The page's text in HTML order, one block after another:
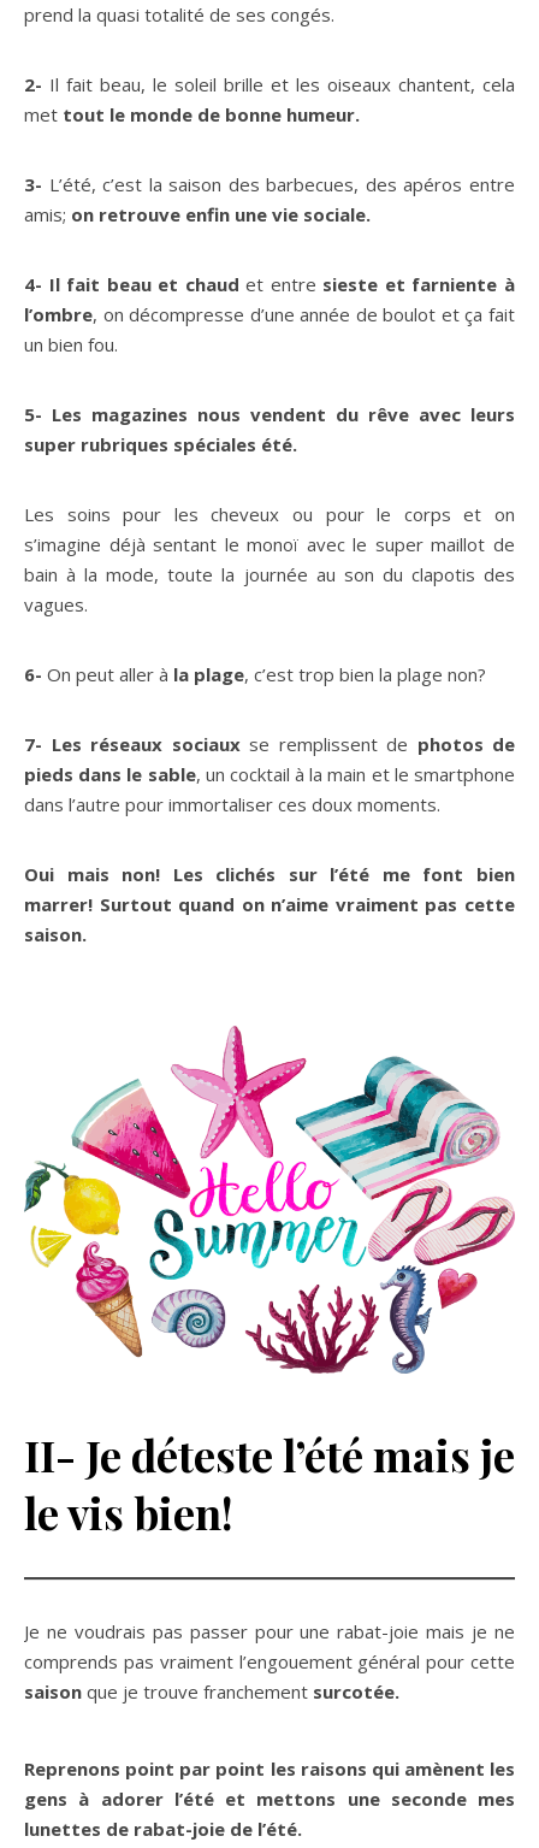
prend la quasi totalité de ses congés.
2- Il fait beau, le soleil brille et les oiseaux chantent, cela
met tout le monde de bonne humeur.
3- L’été, c’est la saison des barbecues, des apéros entre
amis; on retrouve enfin une vie sociale.
4- Il fait beau et chaudet entre sieste et farniente à
l’ombre, on décompresse d’une année de boulot et ça fait
un bien fou.
5- Les magazines nous vendent du rêve avec leurs
super rubriques spéciales été.
Les soins pour les cheveux ou pour le corps et on
s’imagine déjà sentant le monoï avec le super maillot de
bain à la mode, toute la journée au son du clapotis des
vagues.
6- On peut aller à la plage, c’est trop bien la plage non?
7- Les réseaux sociauxse remplissent de photos de
pieds dans le sable, un cocktail à la main et le smartphone
dans l’autre pour immortaliser ces doux moments.
Oui mais non! Les clichés sur l’été me font bien
marrer! Surtout quand on n’aime vraiment pas cette
saison.
II- Je déteste l’été mais je
le vis bien!
Je ne voudrais pas passer pour une rabat-joie mais je ne
comprends pas vraiment l’engouement général pour cette
saison que je trouve franchement surcotée.
Reprenons point par point les raisons qui amènent les
gens à adorer l’été et mettons une seconde mes
lunettes de rabat-joie de l’été.